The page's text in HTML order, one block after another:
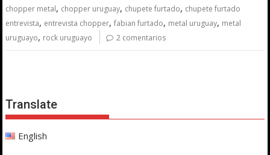
chopper metal, chopper uruguay, chupete furtado, chupete furtado
entrevista, entrevista chopper,fabian furtado, metal uruguay, metal
uruguayo, rock uruguayo 2 comentarios
Translate
English